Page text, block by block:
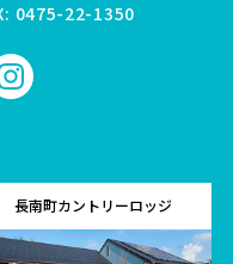
0475-22-1350
長南町カントリーロッジ